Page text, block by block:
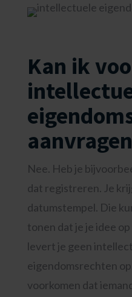
Kan ik
Nee. Heb je
dat registreren. Je
datumstempel. Die
tonen dat je je idee
levert je geen
eigendomsrechten
voorkomen dat